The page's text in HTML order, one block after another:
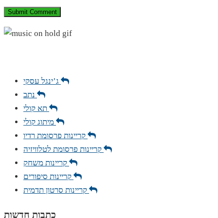
כתבות חדשות